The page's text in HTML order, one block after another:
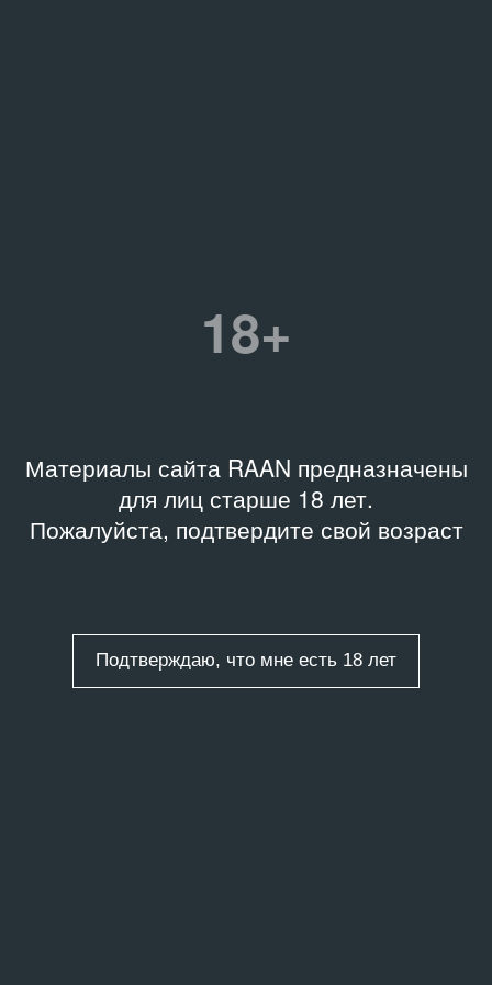
18+
Материалы сайта RAAN предназначены
для лиц старше 18 лет.
Пожалуйста, подтвердите свой возраст
Подтверждаю, что мне есть 18 лет